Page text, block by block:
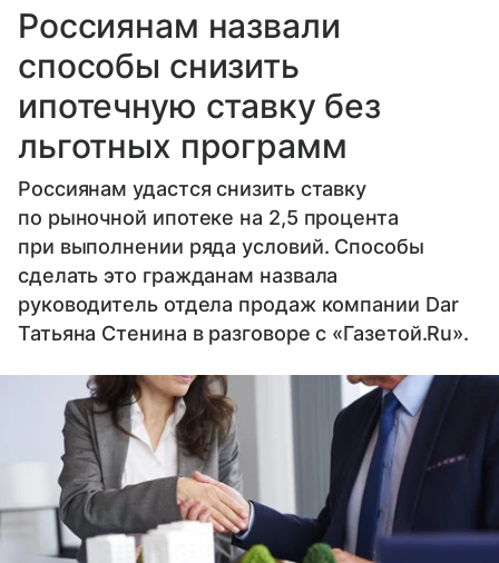
Россиянам назвали
способы снизить
ипотечную ставку без
льготных программ
Россиянам удастся снизить ставку
по рыночной ипотеке на 2,5 процента
при выполнении ряда условий. Способы
сделать это гражданам назвала
руководитель отдела продаж компании Dar
Татьяна Стенина в разговоре с «Газетой.Ru».